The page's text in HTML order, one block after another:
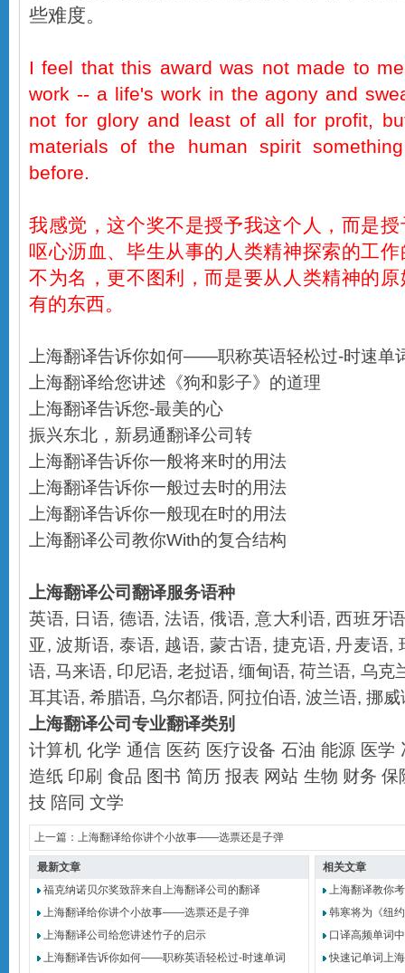
些难度。
I feel that this award was not made to
work -- a life's work in the agony and
not for glory and least of all for profit,
materials of the human spirit
before.
我感觉，这个奖不是授予我这个人，而是
呕心沥血、毕生从事的人类精神探索的工
不为名，更不图利，而是要从人类精神的
有的东西。
上海翻译告诉你如何——职称英语轻松过-时速单
上海翻译给您讲述《狗和影子》的道理
上海翻译告诉您-最美的心
振兴东北，新易通翻译公司转
上海翻译告诉你一般将来时的用法
上海翻译告诉你一般过去时的用法
上海翻译告诉你一般现在时的用法
上海翻译公司教你With的复合结构
上海翻译公司翻译服务语种
英语, 日语, 德语, 法语, 俄语, 意大利语,西班牙
亚,波斯语, 泰语, 越语, 蒙古语, 捷克语,丹麦语,
语,马来语, 印尼语,老挝语, 缅甸语,荷兰语, 乌克
耳其语, 希腊语, 乌尔都语, 阿拉伯语, 波兰语, 挪威
上海翻译公司专业翻译类别
计算机 化学 通信 医药 医疗设备 石油 能源 医学
造纸 印刷 食品 图书 简历 报表 网站 生物 财务 保
技 陪同 文学
上一篇： 上海翻译给你讲个小故事——选票还是子弹
最新文章
福克纳诺贝尔奖致辞来自上海翻译公司的翻译
上海翻译给你讲个小故事——选票还是子弹
上海翻译公司给您讲述竹子的启示
上海翻译告诉你如何——职称英语轻松过-时速单词
相关文章
上海翻译教你
韩寒将为《纽
口译高频单词
快速记单词上